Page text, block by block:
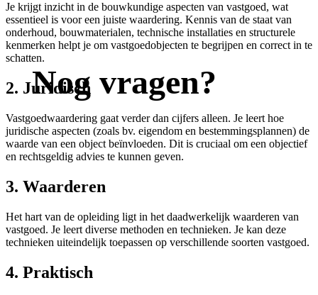
Je krijgt inzicht in de bouwkundige aspecten van vastgoed, wat
essentieel is voor een juiste waardering. Kennis van de staat van
onderhoud, bouwmaterialen, technische installaties en structurele
kenmerken helpt je om vastgoedobjecten te begrijpen en correct in te
schatten.
2. Juridisch
Vastgoedwaardering gaat verder dan cijfers alleen. Je leert hoe
juridische aspecten (zoals bv. eigendom en bestemmingsplannen) de
waarde van een object beïnvloeden. Dit is cruciaal om een objectief
en rechtsgeldig advies te kunnen geven.
3. Waarderen
Het hart van de opleiding ligt in het daadwerkelijk waarderen van
vastgoed. Je leert diverse methoden en technieken. Je kan deze
technieken uiteindelijk toepassen op verschillende soorten vastgoed.
4. Praktisch
Nog vragen?